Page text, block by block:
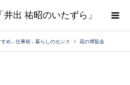
出 祐昭のいたずら」
め , 仕事術 , 暮らしのセンス 花の博覧会